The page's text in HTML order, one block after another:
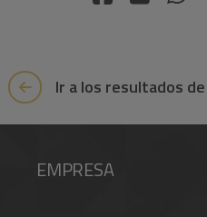
Ir a los resultados
EMPRESA